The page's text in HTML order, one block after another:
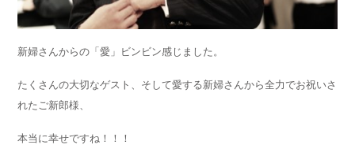
新婦さんからの「愛」ビンビン感じました。
たくさんの大切なゲスト、そして愛する新婦さんから全力でお祝いさ
れたご新郎様、
本当に幸せですね！！！